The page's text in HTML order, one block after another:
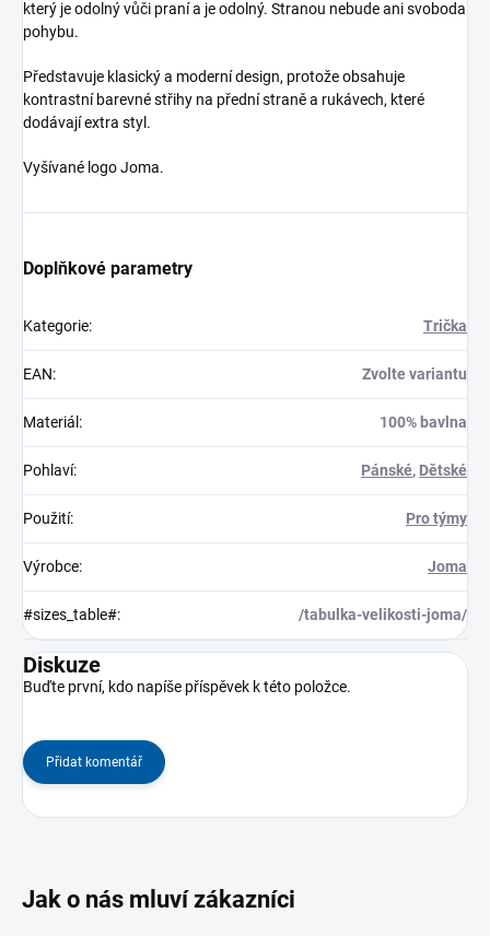
který je odolný vůči praní a je odolný. Stranou nebude ani svoboda
pohybu.
Představuje klasický a moderní design, protože obsahuje
kontrastní barevné střihy na přední straně a rukávech, které
dodávají extra styl.
Vyšívané logo Joma.
Doplňkové parametry
Kategorie: Trička
EAN: Zvolte variantu
Materiál : 100% bavlna
Pohlaví: Pánské, Dětské
Použití: Pro týmy
Výrobce: Joma
#sizes_table#: /tabulka-velikosti-joma/
Diskuze
Buďte první, kdo napíše příspěvek k této položce.
Přidat komentář